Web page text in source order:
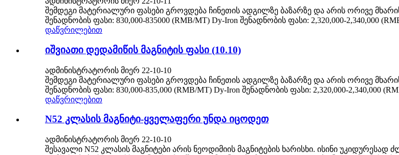
შემდეგი მატერიალური ფასები გროვდება ჩინეთის ადგილზე ბაზარზე და არის ორივე
შენადნობის ფასი: 830,000-835000 (RMB/MT) Dy-Iron შენადნობის ფასი: 2,320,000-2,340,000
დაწვრილებით
იშვიათი დედამიწის მაგნიტის ფასი (10.10)
ადმინისტრატორის მიერ 22-10-10
შემდეგი მატერიალური ფასები გროვდება ჩინეთის ადგილზე ბაზარზე და არის ორივე
შენადნობის ფასი: 830,000-835,000 (RMB/MT) Dy-Iron შენადნობის ფასი: 2,320,000-2,340,000
დაწვრილებით
N52 კლასის მაგნიტი-ყველაფერი უნდა იცოდეთ
ადმინისტრატორის მიერ 22-10-10
შესავალი N52 კლასის მაგნიტები არის ნეოდიმიის მაგნიტების ხარისხი. ისინი